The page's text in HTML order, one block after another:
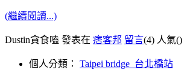
(繼續閱讀...)
Dustin貪食嗑 發表在 痞客邦 留言(4) 人氣()
個人分類： Taipei bridge_台北橋站